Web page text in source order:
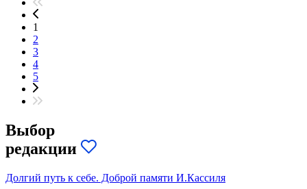
1
2
3
4
5
Выбор
редакции
Долгий путь к себе. Доброй памяти И.Кассиля